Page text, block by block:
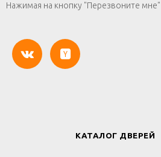
Нажимая на кнопку "Перезвоните
КАТАЛОГ ДВЕРЕЙ